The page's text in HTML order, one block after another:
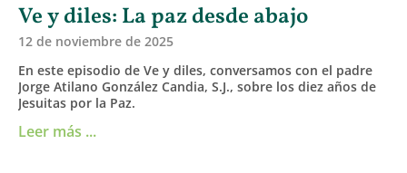
Ve y diles: La paz desde abajo
12 de noviembre de 2025
En este episodio de Ve y diles, conversamos con el padre
Jorge Atilano González Candia, S.J., sobre los diez años de
Jesuitas por la Paz.
Leer más ...